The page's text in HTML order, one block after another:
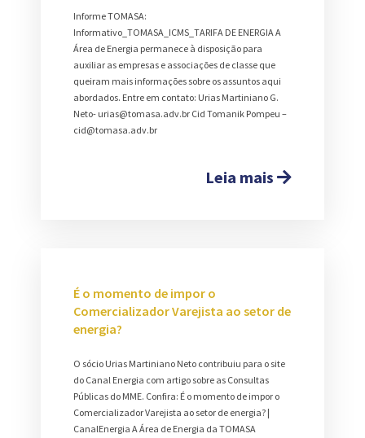
Informe TOMASA:
Informativo_TOMASA_ICMS_TARIFA DE ENERGIA A
Área de Energia permanece à disposição para
auxiliar as empresas e associações de classe que
queiram mais informações sobre os assuntos aqui
abordados. Entre em contato: Urias Martiniano G.
Neto- urias@tomasa.adv.br Cid Tomanik Pompeu –
cid@tomasa.adv.br
Leia mais
É o momento de impor o
Comercializador Varejista ao setor de
energia?
O sócio Urias Martiniano Neto contribuiu para o site
do Canal Energia com artigo sobre as Consultas
Públicas do MME. Confira: É o momento de impor o
Comercializador Varejista ao setor de energia? |
CanalEnergia A Área de Energia da TOMASA